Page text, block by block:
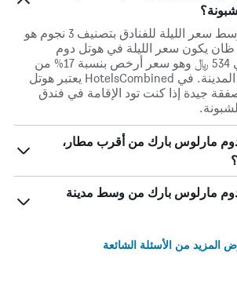
في لشبونة، يبلغ متوسط ​​سعر الليلة للفنادق بتصنيف 3 نجوم هو
ظان يكون سعر الليلة في هوتل دوم
مارلوس بارك حوالي 534 ﷼ وهو سعر أرخص بنسبة 17% من
متوسط الأسعار في المدينة. في HotelsCombined يعتبر هوتل
جيدة إذا كنت تود الإقامة في فندق
مارلوس بارك من أقرب مطار،
مارلوس بارك من وسط مدينة
المزيد من الأسئلة الشائعة